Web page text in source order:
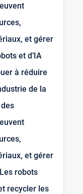
et gérer
et d’IA
à réduire
de la
et gérer
robots
recycler les